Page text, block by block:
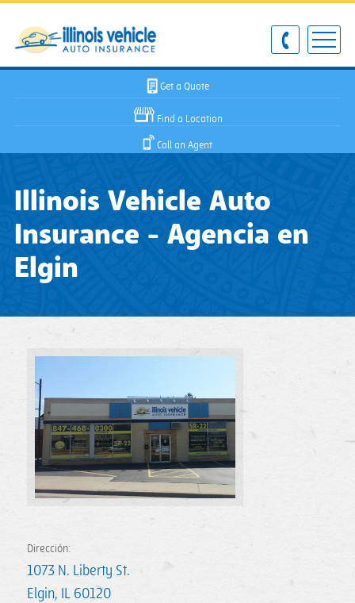
Get a Quote
Find a Location
Call an Agent
Illinois Vehicle Auto
Insurance - Agencia en
Elgin
Dirección:
1073 N. Liberty St.
Elgin, IL 60120